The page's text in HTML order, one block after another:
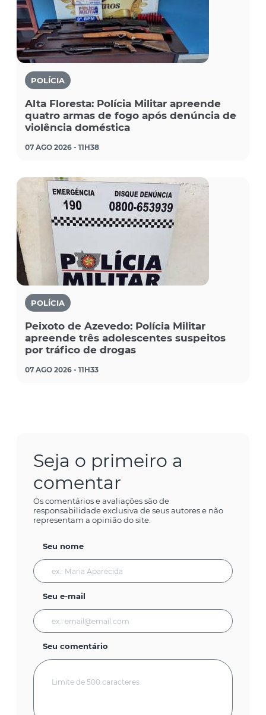
POLÍCIA
Alta Floresta: Polícia Militar apreende
quatro armas de fogo após denúncia de
violência doméstica
07 AGO 2026 - 11H38
POLÍCIA
Peixoto de Azevedo: Polícia Militar
apreende três adolescentes suspeitos
por tráfico de drogas
07 AGO 2026 - 11H33
Seja o primeiro a
comentar
Os comentários e avaliações são de
responsabilidade exclusiva de seus autores e não
representam a opinião do site.
Seu nome
Seu e-mail
Seu comentário